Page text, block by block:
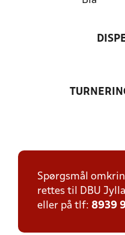
Spørgsmål
rettes til DBU
eller på tlf: 8939